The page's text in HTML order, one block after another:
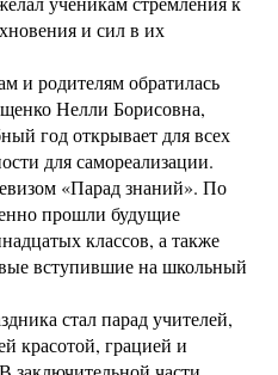
и сил в их
и родителям обратилась
Нелли Борисовна,
год открывает для всех
для самореализации.
«Парад знаний». По
прошли будущие
классов, а также
вступившие на школьный
стал парад учителей,
красотой, грацией и